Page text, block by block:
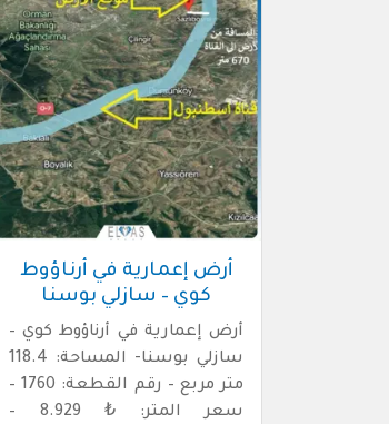
أرض إعمارية في أرناؤوط
كوي – سازلي بوسنا
أرض إعمارية في أرناؤوط كوي –
سازلي بوسنا- المساحة: 118.4
متر مربع – رقم القطعة: 1760 –
سعر المتر: ₺ 8.929 –